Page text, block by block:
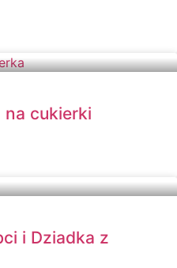
cukierki
i Dziadka z